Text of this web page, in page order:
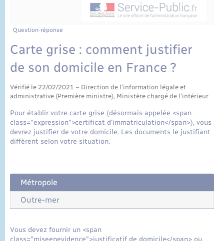
Question-réponse
Carte grise : comment justifier
de son domicile en France ?
Vérifié le 22/02/2021 – Direction de l'information légale et
administrative (Première ministre), Ministère chargé de l'intérieur
Pour établir votre carte grise (désormais appelée <span
class="expression">certificat d'immatriculation</span>), vous
devrez justifier de votre domicile. Les documents le justifiant
diffèrent selon votre situation.
Métropole
Outre-mer
Vous devez fournir un <span